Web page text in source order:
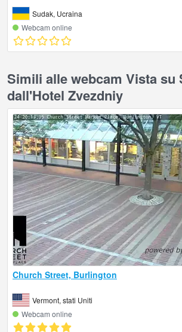
Sudak, Ucraina
Webcam online
Simili alle webcam Vista su
dall'Hotel Zvezdniy
Church Street, Burlington
Vermont, stati Uniti
Webcam online